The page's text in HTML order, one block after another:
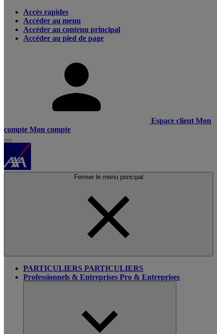
Accès rapides
Accéder au menu
Accéder au contenu principal
Accéder au pied de page
Espace client Mon
compte Mon compte
Fermer le menu principal
PARTICULIERS PARTICULIERS
Professionnels & Entreprises Pro & Entreprises